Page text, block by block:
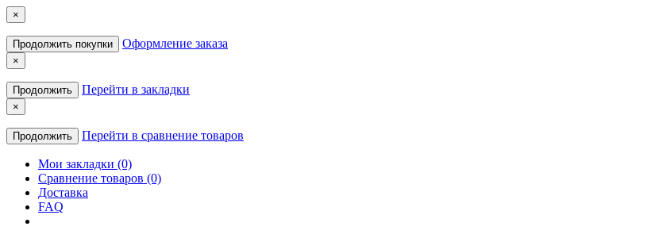
×
Продолжить покупки Оформление заказа
×
Продолжить Перейти в закладки
×
Продолжить Перейти в сравнение товаров
Мои закладки (0)
Сравнение товаров (0)
Доставка
FAQ